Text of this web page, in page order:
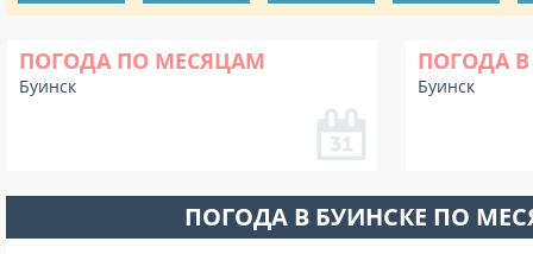
ПОГОДА ПО МЕСЯЦАМ
Буинск
ПОГОДА В
Буинск
ПОГОДА В БУИНСКЕ ПО